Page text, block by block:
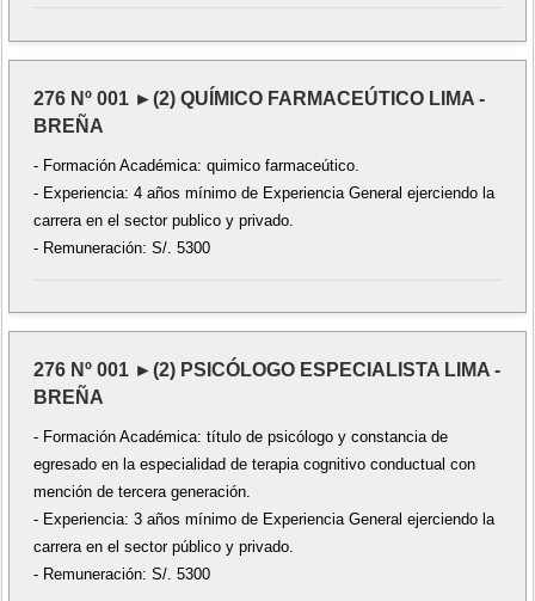
276 Nº 001 ►(2) QUÍMICO FARMACEÚTICO LIMA -
BREÑA
- Formación Académica: quimico farmaceútico.
- Experiencia: 4 años mínimo de Experiencia General ejerciendo la
carrera en el sector publico y privado.
- Remuneración: S/. 5300
276 Nº 001 ►(2) PSICÓLOGO ESPECIALISTA LIMA -
BREÑA
- Formación Académica: título de psicólogo y constancia de
egresado en la especialidad de terapia cognitivo conductual con
mención de tercera generación.
- Experiencia: 3 años mínimo de Experiencia General ejerciendo la
carrera en el sector público y privado.
- Remuneración: S/. 5300